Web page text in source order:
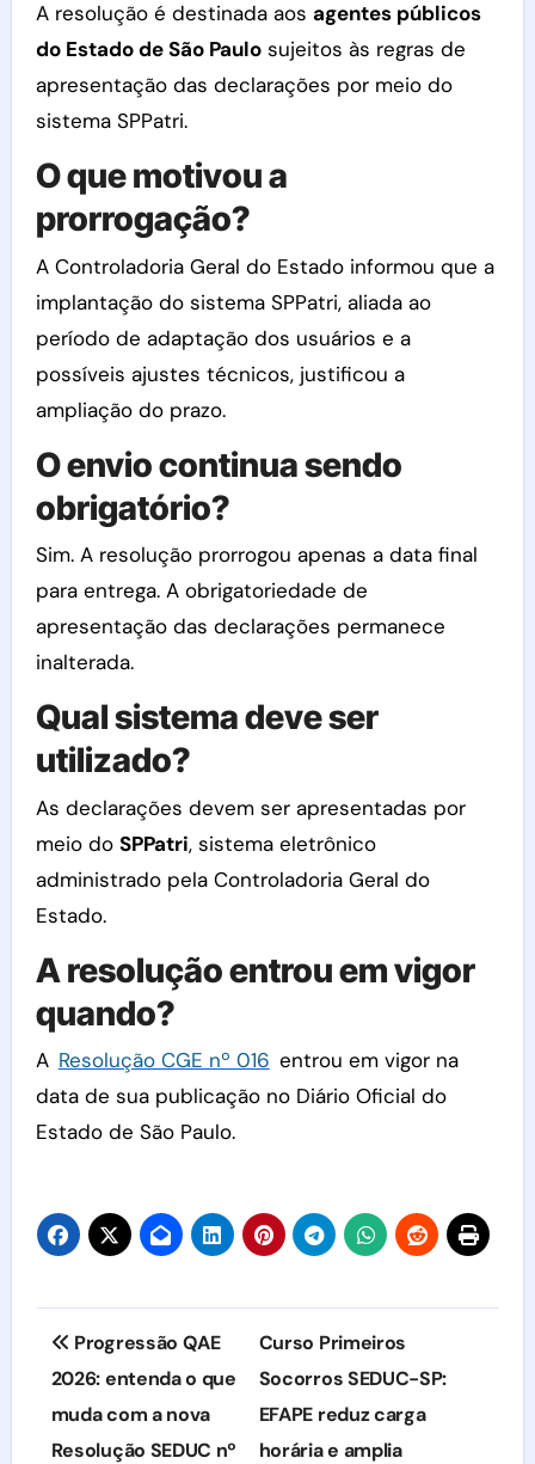
A resolução é destinada aos agentes públicos
do Estado de São Paulosujeitos às regras de
apresentação das declarações por meio do
sistema SPPatri.
O que motivou a
prorrogação?
A Controladoria Geral do Estado informou que a
implantação do sistema SPPatri, aliada ao
período de adaptação dos usuários e a
possíveis ajustes técnicos, justificou a
ampliação do prazo.
O envio continua sendo
obrigatório?
Sim. A resolução prorrogou apenas a data final
para entrega. A obrigatoriedade de
apresentação das declarações permanece
inalterada.
Qual sistema deve ser
utilizado?
As declarações devem ser apresentadas por
meio do SPPatri, sistema eletrônico
administrado pela Controladoria Geral do
Estado.
A resolução entrou em vigor
quando?
A Resolução CGE nº 016 entrou em vigor na
data de sua publicação no Diário Oficial do
Estado de São Paulo.
Navegação
de
Post
Progressão QAE
2026: entenda o que
muda com a nova
Resolução SEDUC nº
Curso Primeiros
Socorros SEDUC-SP:
EFAPE reduz carga
horária e amplia